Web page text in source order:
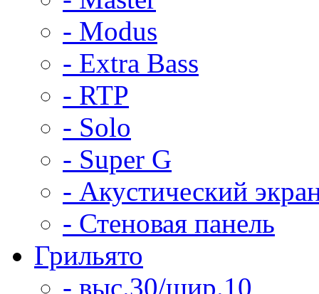
- Modus
- Extra Bass
- RTP
- Solo
- Super G
- Акустический
- Стеновая панель
Грильято
- выс.30/шир.10